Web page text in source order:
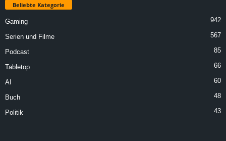
Beliebte Kategorie
Gaming 942
Serien und Filme 567
Podcast 85
Tabletop 66
AI 60
Buch 48
Politik 43